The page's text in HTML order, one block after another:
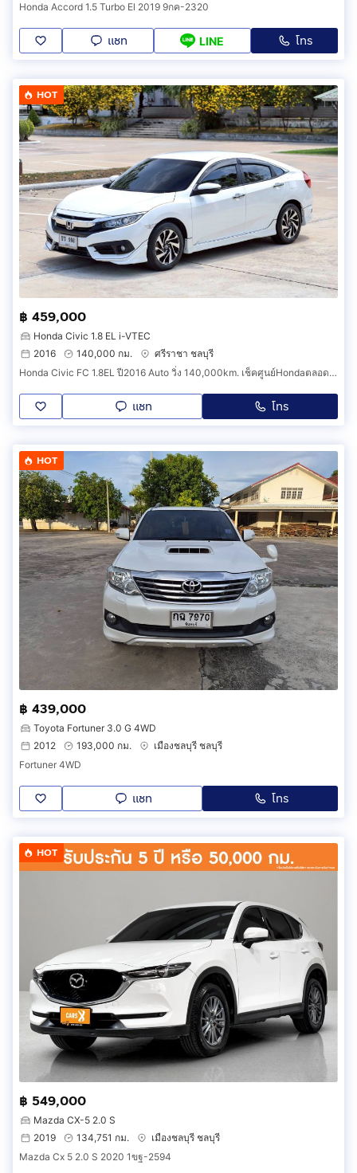
Honda Accord 1.5 Turbo El 2019 9กค-2320
แชท LINE โทร
HOT
฿ 459,000
Honda Civic 1.8 EL i-VTEC
2016
140,000 กม.
ศรีราชา ชลบุรี
Honda Civic FC 1.8EL ปี2016 Auto วิ่ง 140,000km. เช็คศูนย์Hondaตลอด ประวัติครบ รถบ้านเจ้าของมือเดียว รับรองสวยกิ๊บ
แชท โทร
HOT
฿ 439,000
Toyota Fortuner 3.0 G 4WD
2012
193,000 กม.
เมืองชลบุรี ชลบุรี
Fortuner 4WD
แชท โทร
HOT
฿ 549,000
Mazda CX-5 2.0 S
2019
134,751 กม.
เมืองชลบุรี ชลบุรี
Mazda Cx 5 2.0 S 2020 1ขฐ-2594